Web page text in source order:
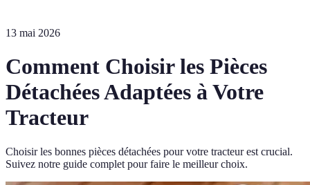
13 mai 2026
Comment Choisir les Pièces
Détachées Adaptées à Votre
Tracteur
Choisir les bonnes pièces détachées pour votre tracteur est crucial.
Suivez notre guide complet pour faire le meilleur choix.